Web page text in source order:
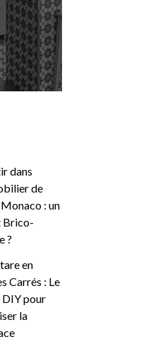
dans
de
: un
Brico-
?
en
Carrés : Le
DIY pour
la